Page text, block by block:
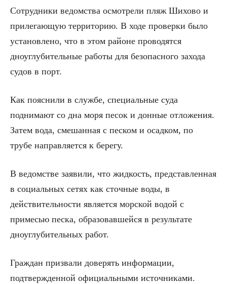
Сотрудники ведомства осмотрели пляж Шихово и
прилегающую территорию. В ходе проверки было
установлено, что в этом районе проводятся
дноуглубительные работы для безопасного захода
судов в порт.
Как пояснили в службе, специальные суда
поднимают со дна моря песок и донные отложения.
Затем вода, смешанная с песком и осадком, по
трубе направляется к берегу.
В ведомстве заявили, что жидкость, представленная
в социальных сетях как сточные воды, в
действительности является морской водой с
примесью песка, образовавшейся в результате
дноуглубительных работ.
Граждан призвали доверять информации,
подтвержденной официальными источниками.